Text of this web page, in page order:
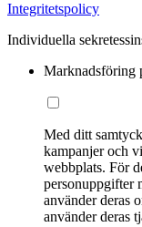
Integritetspolicy
Individuella
Marknadsföring
Med ditt
kampanjer och
webbplats. För
personuppgifter
använder deras
använder deras